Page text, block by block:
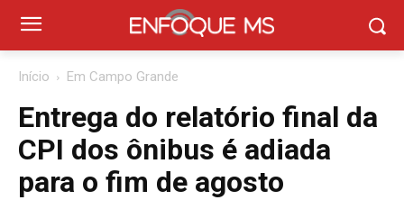
Início Em Campo Grande
Entrega do relatório final da
CPI dos ônibus é adiada
para o fim de agosto